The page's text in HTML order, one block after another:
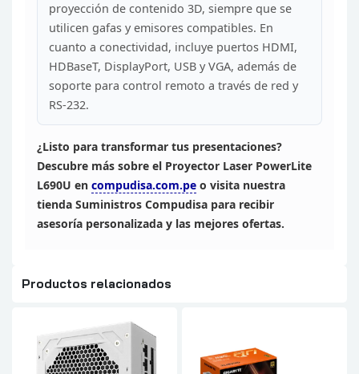
proyección de contenido 3D, siempre que se
utilicen gafas y emisores compatibles. En
cuanto a conectividad, incluye puertos HDMI,
HDBaseT, DisplayPort, USB y VGA, además de
soporte para control remoto a través de red y
RS-232.
¿Listo para transformar tus presentaciones?
Descubre más sobre el Proyector Laser PowerLite
L690U en compudisa.com.pe o visita nuestra
tienda Suministros Compudisa para recibir
asesoría personalizada y las mejores ofertas.
Productos relacionados